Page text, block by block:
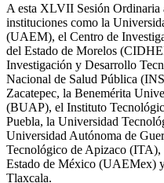
A esta XLVII Sesión Ordinaria
instituciones como la
(UAEM), el Centro de
del Estado de Morelos
Investigación y Desarrollo
Nacional de Salud Pública
Zacatepec, la Benemérita
(BUAP), el Instituto
Puebla, la Universidad
Universidad Autónoma de
Tecnológico de Apizaco
Estado de México (UAEMex)
Tlaxcala.